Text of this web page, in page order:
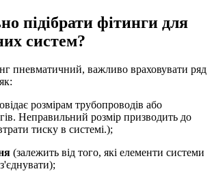
підібрати фітинги для
систем?
пневматичний, важливо враховувати ряд
розмірам трубопроводів або
Неправильний розмір призводить до
тиску в системі.);
(залежить від того, які елементи системи